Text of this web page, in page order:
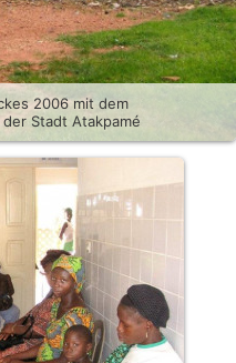
2006 mit dem
Stadt Atakpamé